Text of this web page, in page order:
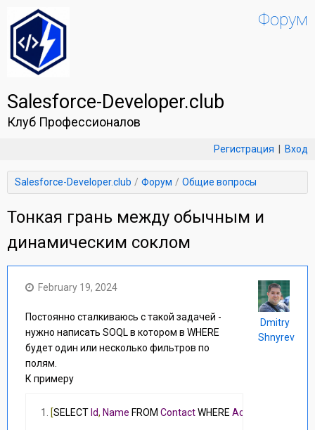
Salesforce-Developer.club
Клуб Профессионалов
Форум
Регистрация Вход
Salesforce-Developer.club Форум Общие вопросы
Тонкая грань между обычным и
динамическим соклом
February 19, 2024
Постоянно сталкиваюсь с такой задачей -
нужно написать SOQL в котором в WHERE
будет один или несколько фильтров по
полям.
К примеру
[SELECT Id, Name FROM Contact WHERE AccountId
Dmitry
Shnyrev